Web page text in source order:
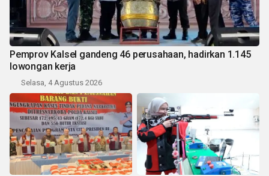
Pemprov Kalsel gandeng 46 perusahaan, hadirkan 1.145
lowongan kerja
Selasa, 4 Agustus 2026